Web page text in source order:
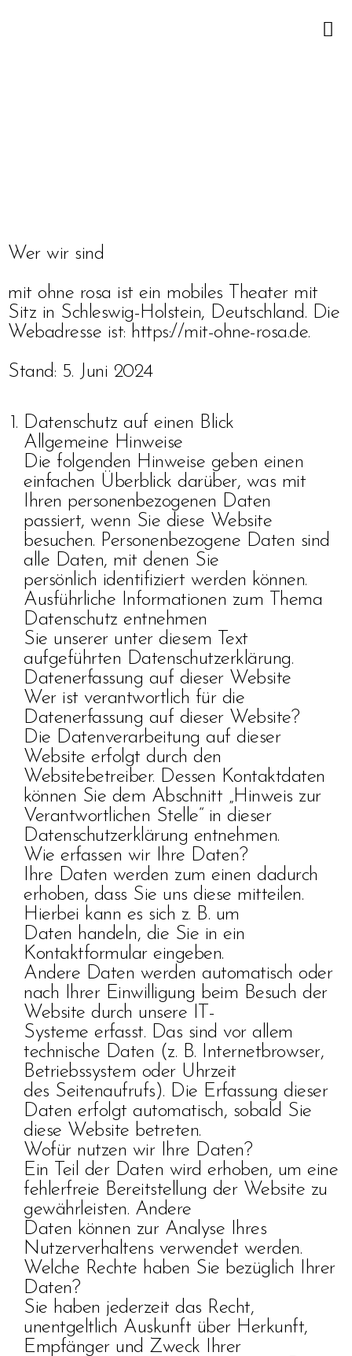
Wer wir sind
mit ohne rosa ist ein mobiles Theater mit
Sitz in Schleswig-Holstein, Deutschland. Die
Webadresse ist: https://mit-ohne-rosa.de.
Stand: 5. Juni 2024
Datenschutz auf einen Blick
Allgemeine Hinweise
Die folgenden Hinweise geben einen
einfachen Überblick darüber, was mit
Ihren personenbezogenen Daten
passiert, wenn Sie diese Website
besuchen. Personenbezogene Daten sind
alle Daten, mit denen Sie
persönlich identifiziert werden können.
Ausführliche Informationen zum Thema
Datenschutz entnehmen
Sie unserer unter diesem Text
aufgeführten Datenschutzerklärung.
Datenerfassung auf dieser Website
Wer ist verantwortlich für die
Datenerfassung auf dieser Website?
Die Datenverarbeitung auf dieser
Website erfolgt durch den
Websitebetreiber. Dessen Kontaktdaten
können Sie dem Abschnitt „Hinweis zur
Verantwortlichen Stelle“ in dieser
Datenschutzerklärung entnehmen.
Wie erfassen wir Ihre Daten?
Ihre Daten werden zum einen dadurch
erhoben, dass Sie uns diese mitteilen.
Hierbei kann es sich z. B. um
Daten handeln, die Sie in ein
Kontaktformular eingeben.
Andere Daten werden automatisch oder
nach Ihrer Einwilligung beim Besuch der
Website durch unsere IT-
Systeme erfasst. Das sind vor allem
technische Daten (z. B. Internetbrowser,
Betriebssystem oder Uhrzeit
des Seitenaufrufs). Die Erfassung dieser
Daten erfolgt automatisch, sobald Sie
diese Website betreten.
Wofür nutzen wir Ihre Daten?
Ein Teil der Daten wird erhoben, um eine
fehlerfreie Bereitstellung der Website zu
gewährleisten. Andere
Daten können zur Analyse Ihres
Nutzerverhaltens verwendet werden.
Welche Rechte haben Sie bezüglich Ihrer
Daten?
Sie haben jederzeit das Recht,
unentgeltlich Auskunft über Herkunft,
Empfänger und Zweck Ihrer